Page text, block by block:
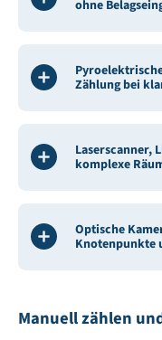
ohne
Zählung bei
Laserscanner,
komplexe
Optische
Knotenpunkte
Manuell zählen